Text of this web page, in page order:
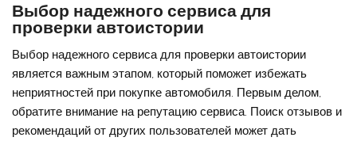
Выбор надежного сервиса для
проверки автоистории
Выбор надежного сервиса для проверки автоистории
является важным этапом, который поможет избежать
неприятностей при покупке автомобиля. Первым делом,
обратите внимание на репутацию сервиса. Поиск отзывов и
рекомендаций от других пользователей может дать